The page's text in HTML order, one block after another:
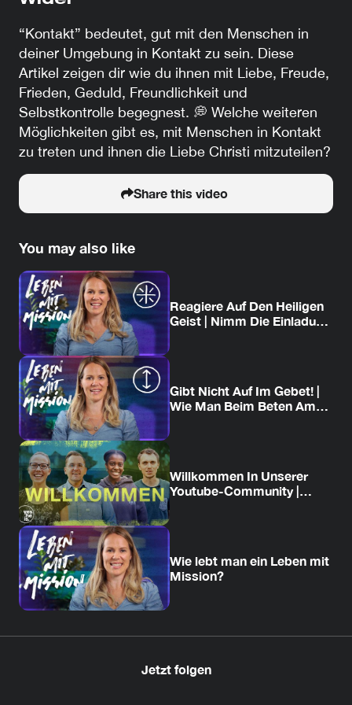
“Kontakt” bedeutet, gut mit den Menschen in
deiner Umgebung in Kontakt zu sein. Diese
Artikel zeigen dir wie du ihnen mit Liebe, Freude,
Frieden, Geduld, Freundlichkeit und
Selbstkontrolle begegnest. 💭 Welche weiteren
Möglichkeiten gibt es, mit Menschen in Kontakt
zu treten und ihnen die Liebe Christi mitzuteilen?
Share this video
You may also like
Reagiere Auf Den Heiligen
Geist | Nimm Die Einladung
Gibt Nicht Auf Im Gebet! |
Wie Man Beim Beten Am
Willkommen In Unserer
Youtube-Community |
Wie lebt man ein Leben mit
Mission?
Jetzt folgen